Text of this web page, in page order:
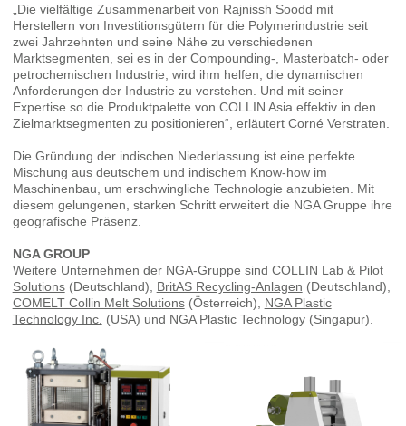
„Die vielfältige Zusammenarbeit von Rajnissh Soodd mit
Herstellern von Investitionsgütern für die Polymerindustrie seit
zwei Jahrzehnten und seine Nähe zu verschiedenen
Marktsegmenten, sei es in der Compounding-, Masterbatch- oder
petrochemischen Industrie, wird ihm helfen, die dynamischen
Anforderungen der Industrie zu verstehen. Und mit seiner
Expertise so die Produktpalette von COLLIN Asia effektiv in den
Zielmarktsegmenten zu positionieren“, erläutert Corné Verstraten.
Die Gründung der indischen Niederlassung ist eine perfekte
Mischung aus deutschem und indischem Know-how im
Maschinenbau, um erschwingliche Technologie anzubieten. Mit
diesem gelungenen, starken Schritt erweitert die NGA Gruppe ihre
geografische Präsenz.
NGA GROUP
Weitere Unternehmen der NGA-Gruppe sind COLLIN Lab & Pilot
Solutions(Deutschland), BritAS Recycling-Anlagen (Deutschland),
COMELT Collin Melt Solutions(Österreich), NGA Plastic
Technology Inc. (USA) und NGA Plastic Technology (Singapur).